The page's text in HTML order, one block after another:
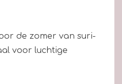
de zomer van suri-
voor luchtige